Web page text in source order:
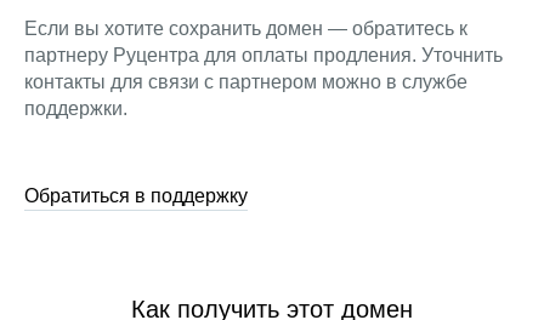
Если вы хотите сохранить домен — обратитесь к
партнеру Руцентра для оплаты продления. Уточнить
контакты для связи с партнером можно в службе
поддержки.
Обратиться в поддержку
Как получить этот домен